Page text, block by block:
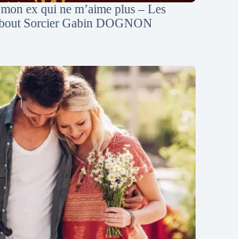
ex qui ne m’aime plus – Les
Sorcier Gabin DOGNON